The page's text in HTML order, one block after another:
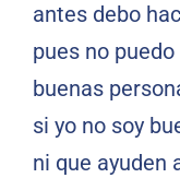
antes debo
pues no
buenas
si yo no soy
ni que ayuden